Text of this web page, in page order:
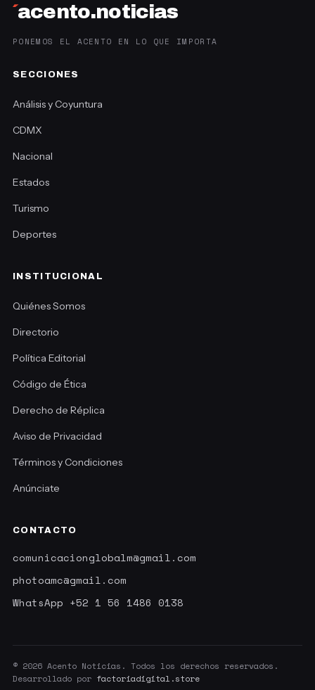
´acento.noticias
PONEMOS EL ACENTO EN LO QUE IMPORTA
SECCIONES
Análisis y Coyuntura
CDMX
Nacional
Estados
Turismo
Deportes
INSTITUCIONAL
Quiénes Somos
Directorio
Política Editorial
Código de Ética
Derecho de Réplica
Aviso de Privacidad
Términos y Condiciones
Anúnciate
CONTACTO
comunicacionglobalm@gmail.com
photoamc@gmail.com
WhatsApp +52 1 56 1486 0138
© 2026 Acento Noticias. Todos los derechos reservados.
Desarrollado por factoriadigital.store